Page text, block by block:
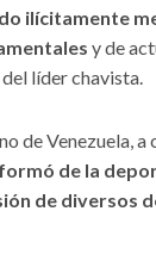
ilícitamente
y de
líder chavista.
de Venezuela, a
de la
de diversos